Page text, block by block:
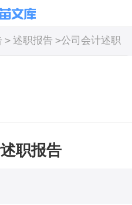
> 述职报告 >公司会计述职
职报告